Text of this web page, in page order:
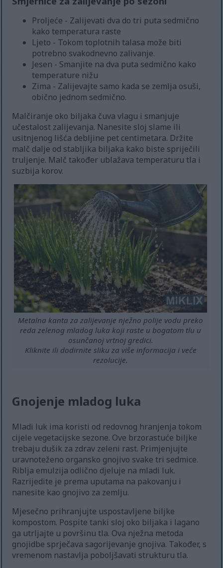
Proljeće - Zalijevati dva do tri puta sedmično
kako temperatura raste
Ljeto - Tokom toplotnih talasa može biti
potrebno svakodnevno zalivanje.
Jesen - Smanjite na dva puta sedmično kako
temperature nižu
Zima - Zalijevajte samo kada se zemlja osuši,
obično jednom sedmično.
Malčiranje oko biljaka čuva vlagu i smanjuje
učestalost zalijevanja. Nanesite sloj slame ili
usitnjenog lišća debljine pet centimetara. Držite
malč dalje od stabljika biljaka kako biste spriječili
truljenje. Malč također ublažava temperaturu tla i
suzbija korov.
Metalna kanta za zalijevanje nježno polije vodu preko
reda zelenog mladog luka koji raste u bogatom tlu u
osunčanoj vrtnoj gredici.
Kliknite ili dodirnite sliku za više informacija i veće
rezolucije.
Gnojenje mladog luka
Mladi luk ima koristi od redovnog hranjenja tokom
cijele vegetacijske sezone. Ove brzorastuće biljke
trebaju dušik za zdrav zeleni rast. Primjenjujte
uravnoteženo organsko gnojivo svake tri sedmice.
Riblja emulzija odlično djeluje na mladi luk.
Razrijedite je prema uputama na pakovanju i
nanesite kao gnojivo za zemlju.
Mjesečno prihranjujte uspostavljene biljke
kompostom. Pospite tanki sloj oko biljaka i lagano
ga utrljajte u površinu tla. Ova nježna metoda
gnojidbe sprječava sagorijevanje gnojiva. Također, s
vremenom nastavlja poboljšavati strukturu tla.